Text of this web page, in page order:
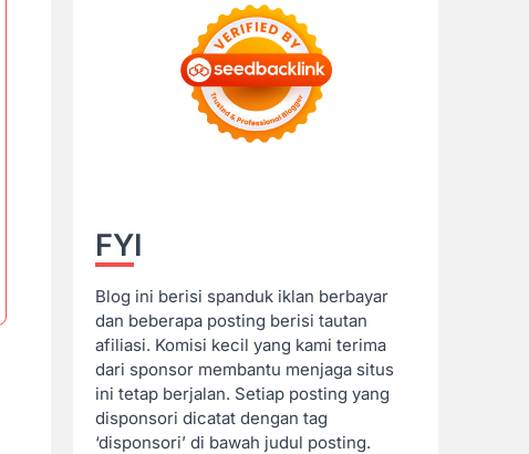
FYI
Blog ini berisi spanduk iklan berbayar
dan beberapa posting berisi tautan
afiliasi. Komisi kecil yang kami terima
dari sponsor membantu menjaga situs
ini tetap berjalan. Setiap posting yang
disponsori dicatat dengan tag
‘disponsori’ di bawah judul posting.